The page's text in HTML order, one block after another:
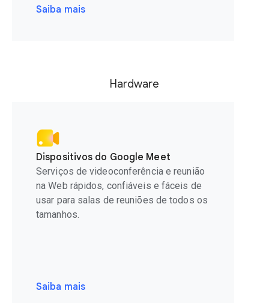
Saiba mais
Hardware
Dispositivos do Google Meet
Serviços de videoconferência e reunião
na Web rápidos, confiáveis e fáceis de
usar para salas de reuniões de todos os
tamanhos.
Saiba mais